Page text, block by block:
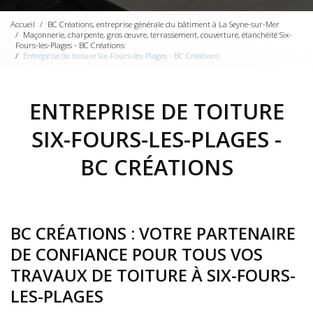
Accueil
BC Créations, entreprise générale du bâtiment à La Seyne-sur-Mer
Maçonnerie, charpente, gros œuvre, terrassement, couverture, étanchéité Six-
Fours-les-Plages - BC Créations
Entreprise de toiture Six-Fours-les-Plages - BC Créations
ENTREPRISE DE TOITURE
SIX-FOURS-LES-PLAGES -
BC CRÉATIONS
BC CRÉATIONS : VOTRE PARTENAIRE
DE CONFIANCE POUR TOUS VOS
TRAVAUX DE TOITURE À SIX-FOURS-
LES-PLAGES